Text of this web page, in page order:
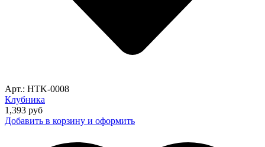
Арт.: HTK-0008
Клубника
1,393 руб
Добавить в корзину и оформить